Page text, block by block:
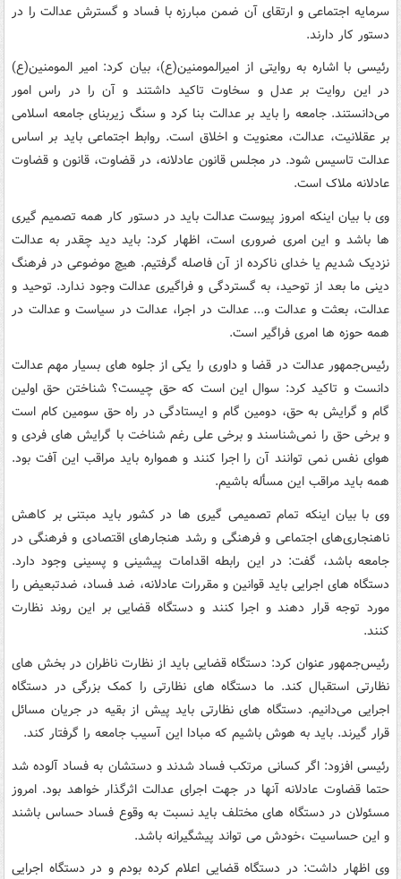
سرمایه اجتماعی و ارتقای آن ضمن مبارزه با فساد و گسترش عدالت را در
دستور کار دارند.
رئیسی با اشاره به روایتی از امیرالمومنین(ع)، بیان کرد: امیر المومنین(ع)
در این روایت بر عدل و سخاوت تاکید داشتند و آن را در راس امور
می‌دانستند. جامعه را باید بر عدالت بنا کرد و سنگ زیربنای جامعه اسلامی
بر عقلانیت، عدالت، معنویت و اخلاق است. روابط اجتماعی باید بر اساس
عدالت تاسیس شود. در مجلس قانون عادلانه، در قضاوت، قانون و قضاوت
عادلانه ملاک است.
وی با بیان اینکه امروز پیوست عدالت باید در دستور کار همه تصمیم گیری
ها باشد و این امری ضروری است، اظهار کرد: باید دید چقدر به عدالت
نزدیک شدیم یا خدای ناکرده از آن فاصله گرفتیم. هیچ موضوعی در فرهنگ
دینی ما بعد از توحید، به گستردگی و فراگیری عدالت وجود ندارد. توحید و
عدالت، بعثت و عدالت و... عدالت در اجرا، عدالت در سیاست و عدالت در
همه حوزه ها امری فراگیر است.
رئیس‌جمهور عدالت در قضا و داوری را یکی از جلوه های بسیار مهم عدالت
دانست و تاکید کرد: سوال این است که حق چیست؟ شناختن حق اولین
گام و گرایش به حق، دومین گام و ایستادگی در راه حق سومین کام است
و برخی حق را نمی‌شناسند و برخی علی رغم شناخت با گرایش های فردی و
هوای نفس نمی توانند آن را اجرا کنند و همواره باید مراقب این آفت بود.
همه باید مراقب این مسأله باشیم.
وی با بیان اینکه تمام تصمیمی گیری ها در کشور باید مبتنی بر کاهش
ناهنجاری‌های اجتماعی و فرهنگی و رشد هنجارهای اقتصادی و فرهنگی در
جامعه باشد، گفت: در این رابطه اقدامات پیشینی و پسینی وجود دارد.
دستگاه های اجرایی باید قوانین و مقررات عادلانه، ضد فساد، ضدتبعیض را
مورد توجه قرار دهند و اجرا کنند و دستگاه قضایی بر این روند نظارت
کنند.
رئیس‌جمهور عنوان کرد: دستگاه قضایی باید از نظارت ناظران در بخش های
نظارتی استقبال کند. ما دستگاه های نظارتی را کمک بزرگی در دستگاه
اجرایی می‌دانیم. دستگاه های نظارتی باید پیش از بقیه در جریان مسائل
قرار گیرند. باید به هوش باشیم که مبادا این آسیب جامعه را گرفتار کند.
رئیسی افزود: اگر کسانی مرتکب فساد شدند و دستشان به فساد آلوده شد
حتما قضاوت عادلانه آنها در جهت اجرای عدالت اثرگذار خواهد بود. امروز
مسئولان در دستگاه های مختلف باید نسبت به وقوع فساد حساس باشند
و این حساسیت ،خودش می تواند پیشگیرانه باشد.
وی اظهار داشت: در دستگاه قضایی اعلام کرده بودم و در دستگاه اجرایی